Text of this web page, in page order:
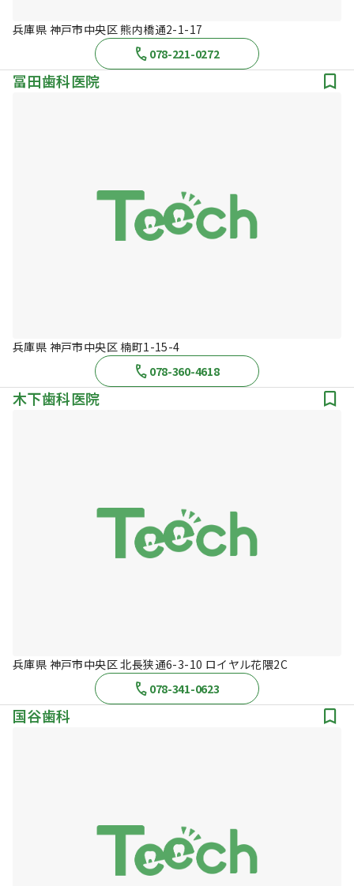
兵庫県 神戸市中央区 熊内橋通2-1-17
078-221-0272
冨田歯科医院
兵庫県 神戸市中央区 楠町1-15-4
078-360-4618
木下歯科医院
兵庫県 神戸市中央区 北長狭通6-3-10 ロイヤル花隈2C
078-341-0623
国谷歯科